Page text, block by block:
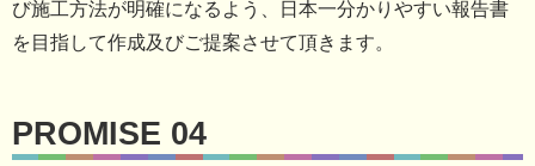
び施工方法が明確になるよう、日本一分かりやすい報告書
を目指して作成及びご提案させて頂きます。
PROMISE 04